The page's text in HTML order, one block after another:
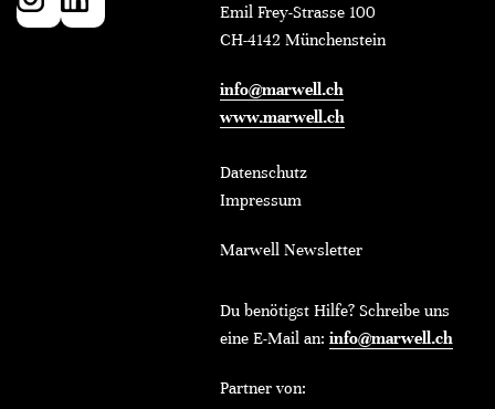
Emil Frey-Strasse 100
CH-4142 Münchenstein
info@marwell.ch
www.marwell.ch
Datenschutz
Impressum
Marwell Newsletter
Du benötigst Hilfe? Schreibe uns
eine E-Mail an: info@marwell.ch
Partner von: